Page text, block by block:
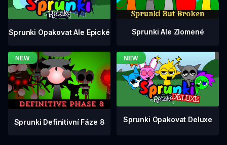
Sprunki Opakovat Ale Epické Sprunki Ale Zlomené
Sprunki Definitivní Fáze 8 Sprunki Opakovat Deluxe